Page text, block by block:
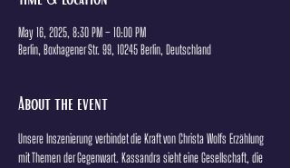
May 16, 2025, 8:30 PM – 10:00 PM
Berlin, Boxhagener Str. 99, 10245 Berlin, Deutschland
About the event
Unsere Inszenierung verbindet die Kraft von Christa Wolfs Erzählung
mit Themen der Gegenwart. Kassandra sieht eine Gesellschaft, die